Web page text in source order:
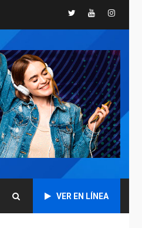
TwitterYoutube
VER EN LÍNEA
controles fronterizos
a Italia
INTERNACIONALES
TITULARES
ÚLTIMA HORA
Arabia Saudita,
Turquía y Pakistán
firman pacto de
defensa
LATINOAMÉRICA Y CARIBE
TITULARES
ÚLTIMA HORA
De la Espriella jura
Colombia